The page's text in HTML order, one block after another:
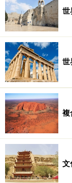
モデナ大聖堂の
のちの時代にゴ
5世紀頃からこ
紀に活躍した司
その功績を称え
下の納骨堂に収
設計を担当した
た古代ローマ遺
体のデザインも
式で、シンプル
る。内部は薄暗
世
世
複
文